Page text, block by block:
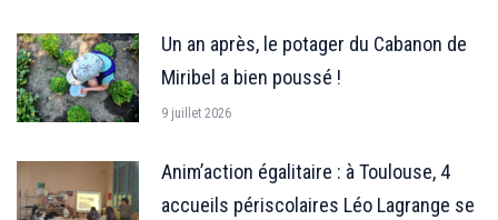
Un an après, le potager du Cabanon de
Miribel a bien poussé !
9 juillet 2026
Anim’action égalitaire : à Toulouse, 4
accueils périscolaires Léo Lagrange se